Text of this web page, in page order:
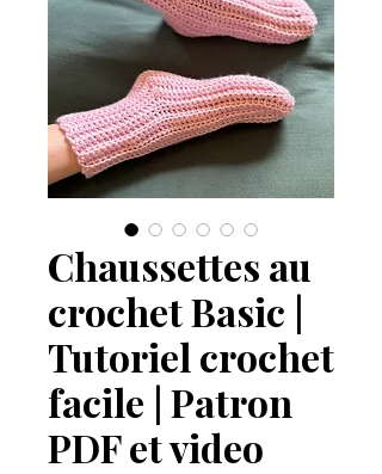
Chaussettes au
crochet Basic |
Tutoriel crochet
facile | Patron
PDF et video